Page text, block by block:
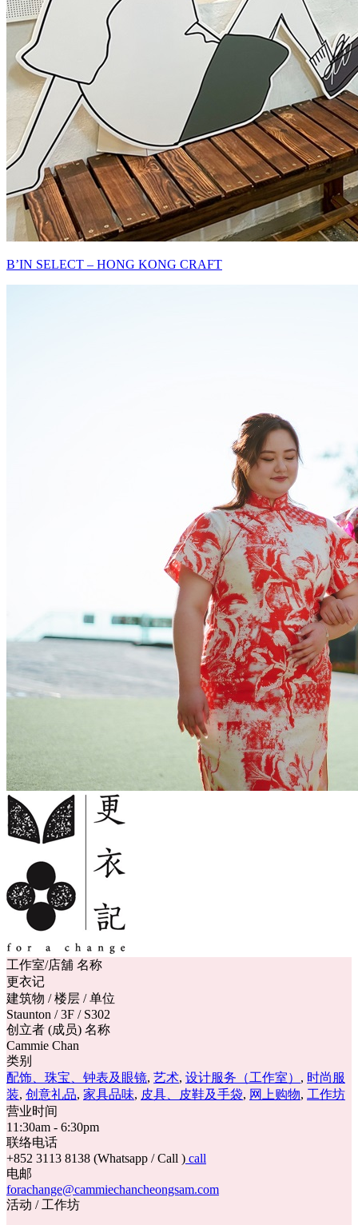
B’IN SELECT – HONG KONG CRAFT
工作室/店舖 名称
更衣记
建筑物 / 楼层 / 单位
Staunton / 3F / S302
创立者 (成员) 名称
Cammie Chan
类别
配饰、珠宝、钟表及眼镜, 艺术, 设计服务（工作室） , 时尚服
装, 创意礼品, 家具品味, 皮具、皮鞋及手袋, 网上购物, 工作坊
营业时间
11:30am - 6:30pm
联络电话
+852 3113 8138 (Whatsapp / Call ) call
电邮
forachange@cammiechancheongsam.com
活动 / 工作坊